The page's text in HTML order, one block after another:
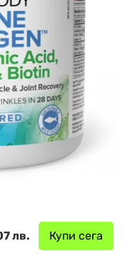
Купи сега
лв.